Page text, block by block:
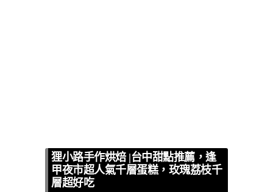
狸小路手作烘焙 |台中甜點推薦，逢
甲夜市超人氣千層蛋糕，玫瑰荔枝千
層超好吃